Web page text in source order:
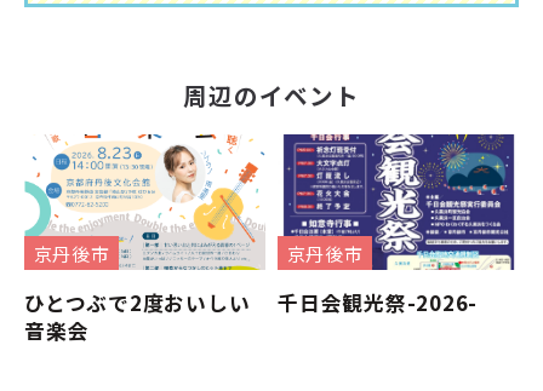
周辺のイベント
京丹後市
ひとつぶで2度おいしい
音楽会
京丹後市
千日会観光祭-2026-